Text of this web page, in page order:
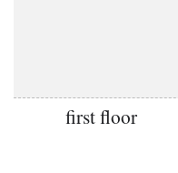
first floor